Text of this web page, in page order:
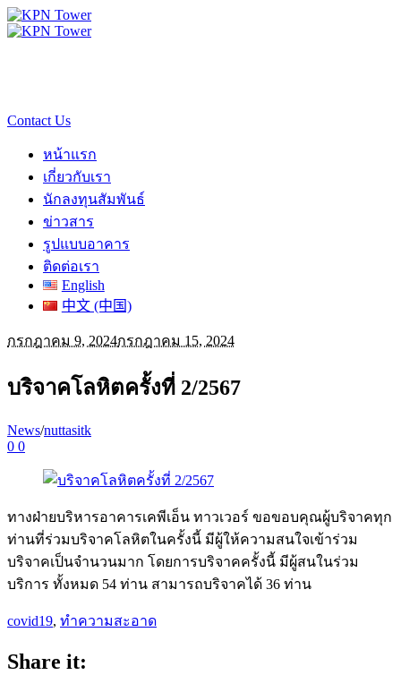
Contact Us
หน้าแรก
เกี่ยวกับเรา
นักลงทุนสัมพันธ์
ข่าวสาร
รูปแบบอาคาร
ติดต่อเรา
English
中文 (中国)
กรกฎาคม 9, 2024กรกฎาคม 15, 2024
บริจาคโลหิตครั้งที่ 2/2567
News/nuttasitk
0 0
ทางฝ่ายบริหารอาคารเคพีเอ็น ทาวเวอร์ ขอขอบคุณผู้บริจาคทุก
ท่านที่ร่วมบริจาคโลหิตในครั้งนี้ มีผู้ให้ความสนใจเข้าร่วม
บริจาคเป็นจำนวนมาก โดยการบริจาคครั้งนี้ มีผู้สนในร่วม
บริการ ทั้งหมด 54 ท่าน สามารถบริจาคได้ 36 ท่าน
covid19, ทำความสะอาด
Share it: